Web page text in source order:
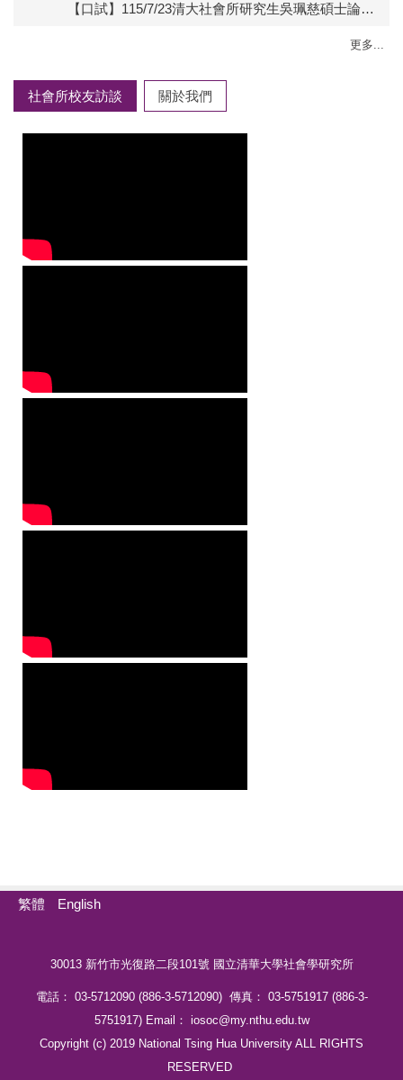
【口試】115/7/23清大社會所研究生吳珮慈碩士論文口試
更多...
社會所校友訪談 關於我們
繁體 English
30013 新竹市光復路二段101號 國立清華大學社會學研究所
電話： 03-5712090 (886-3-5712090) 傳真： 03-5751917 (886-3-
5751917) Email： iosoc@my.nthu.edu.tw
Copyright (c) 2019 National Tsing Hua University ALL RIGHTS
RESERVED